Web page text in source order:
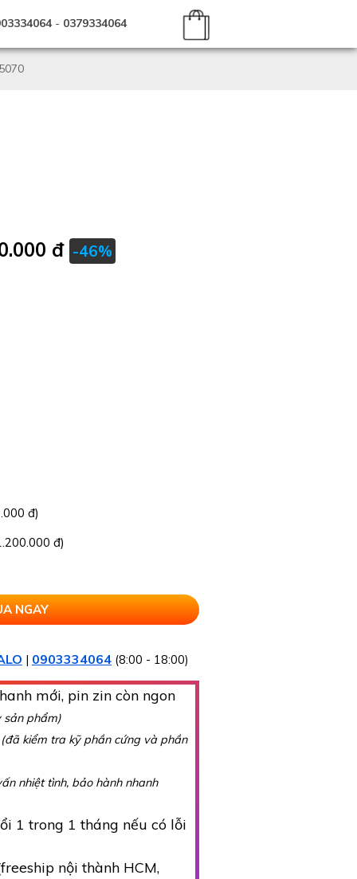
- 0379334064
đ -46%
đ)
đ)
| 0903334064(8:00 - 18:00)
mới, pin zin còn ngon
sản phẩm)
(đã kiểm tra kỹ phần cứng và phần
nhiệt tình, bảo hành nhanh
1 trong 1 tháng nếu có lỗi
nội thành HCM,